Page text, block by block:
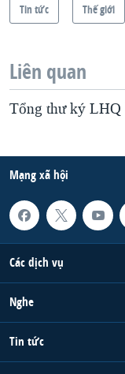
Tin tức Thế giới
Liên quan
Tổng thư ký LHQ
Mạng xã hội
Các dịch vụ
Nghe
Tin tức